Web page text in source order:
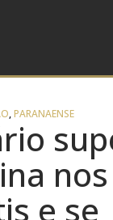
,PARANAENSE
nos
e se